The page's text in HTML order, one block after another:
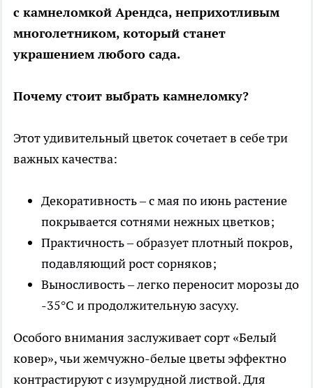
с камнеломкой Арендса, неприхотливым
многолетником, который станет
украшением любого сада.
Почему стоит выбрать камнеломку?
Этот удивительный цветок сочетает в себе три
важных качества:
Декоративность – с мая по июнь растение
покрывается сотнями нежных цветков;
Практичность – образует плотный покров,
подавляющий рост сорняков;
Выносливость – легко переносит морозы до
-35°C и продолжительную засуху.
Особого внимания заслуживает сорт «Белый
ковер», чьи жемчужно-белые цветы эффектно
контрастируют с изумрудной листвой. Для